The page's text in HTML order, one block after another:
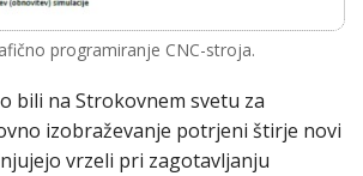
programiranje CNC-stroja.
bili na Strokovnem svetu za
izobraževanje potrjeni štirje novi
vrzeli pri zagotavljanju